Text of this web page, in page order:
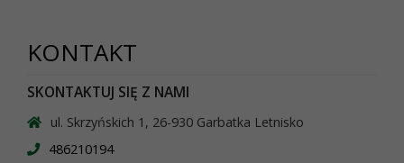
KONTAKT
SKONTAKTUJ SIĘ Z NAMI
ul. Skrzyńskich 1, 26-930 Garbatka Letnisko
486210194